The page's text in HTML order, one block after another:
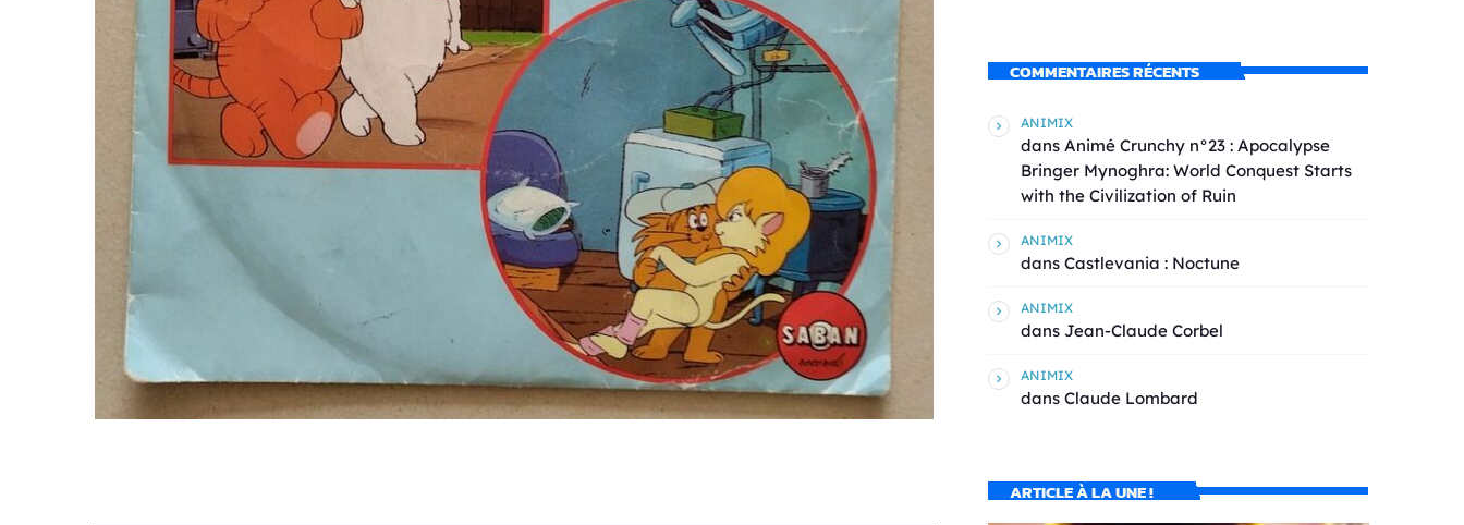
COMMENTAIRES RÉCENTS
ANIMIX
dans Animé Crunchy n°23 : Apocalypse
Bringer Mynoghra: World Conquest Starts
with the Civilization of Ruin
ANIMIX
dans Castlevania : Noctune
ANIMIX
dans Jean-Claude Corbel
ANIMIX
dans Claude Lombard
ARTICLE À LA UNE !